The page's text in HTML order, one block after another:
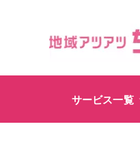
サービス一覧